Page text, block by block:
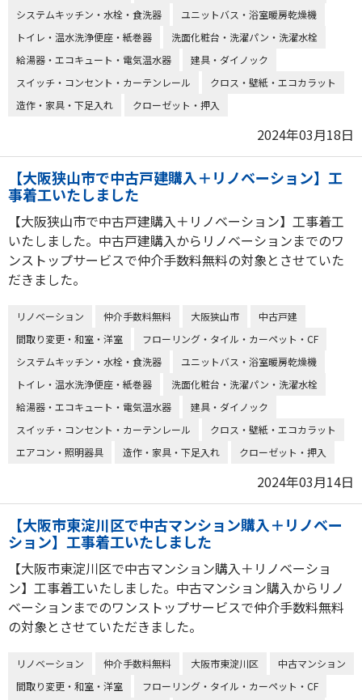
システムキッチン・水栓・食洗器
ユニットバス・浴室暖房乾燥機
トイレ・温水洗浄便座・紙巻器
洗面化粧台・洗濯パン・洗濯水栓
給湯器・エコキュート・電気温水器
建具・ダイノック
スイッチ・コンセント・カーテンレール
クロス・壁紙・エコカラット
造作・家具・下足入れ
クローゼット・押入
2024年03月18日
【大阪狭山市で中古戸建購入＋リノベーション】工
事着工いたしました
【大阪狭山市で中古戸建購入＋リノベーション】工事着工
いたしました。中古戸建購入からリノベーションまでのワ
ンストップサービスで仲介手数料無料の対象とさせていた
だきました。
リノベーション 仲介手数料無料 大阪狭山市
中古戸建
間取り変更・和室・洋室
フローリング・タイル・カーペット・CF
システムキッチン・水栓・食洗器
ユニットバス・浴室暖房乾燥機
トイレ・温水洗浄便座・紙巻器
洗面化粧台・洗濯パン・洗濯水栓
給湯器・エコキュート・電気温水器
建具・ダイノック
スイッチ・コンセント・カーテンレール
クロス・壁紙・エコカラット
エアコン・照明器具
造作・家具・下足入れ クローゼット・押入
2024年03月14日
【大阪市東淀川区で中古マンション購入＋リノベー
ション】工事着工いたしました
【大阪市東淀川区で中古マンション購入＋リノベーショ
ン】工事着工いたしました。中古マンション購入からリノ
ベーションまでのワンストップサービスで仲介手数料無料
の対象とさせていただきました。
リノベーション 仲介手数料無料 大阪市東淀川区
中古マンション
間取り変更・和室・洋室
フローリング・タイル・カーペット・CF